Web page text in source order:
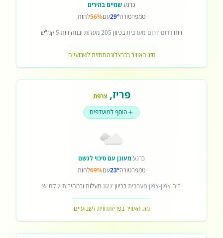
כרגעשמיים בהירים
טמפרטורה29°עם56%לחות
רוח דרום-דרום מערביתבכיוון 205מעלות ובמהירות 5 קמ"ש
מזג האוויר בברצלונהתחזית לשבועיים
פריז,צרפת
הוסף למועדפים
כרגעמעונן עם סיכוי לגשם
טמפרטורה23°עם69%לחות
רוח צפון-צפון מערביתבכיוון327מעלות ובמהירות7קמ"ש
מזג האוויר בפריזתחזית לשבועיים